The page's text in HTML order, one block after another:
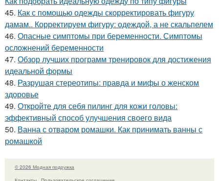
45. Как с помощью одежды скорректировать фигуру
дамам.. Корректируем фигуру: одеждой, а не скальпелем
46. Опасные симптомы при беременности. Симптомы
осложнений беременности
47. Обзор лучших программ тренировок для достижения
идеальной формы
48. Разрушая стереотипы: правда и мифы о женском
здоровье
49. Откройте для себя пилинг для кожи головы:
эффективный способ улучшения своего вида
50. Ванна с отваром ромашки. Как принимать ванны с
ромашкой
© 2026 Модная подружка